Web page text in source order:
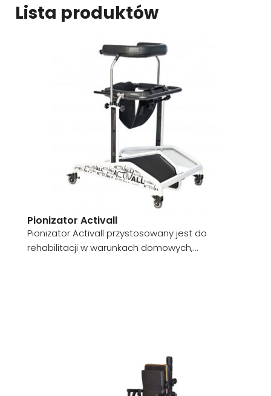
Lista produktów
Pionizator Activall
Pionizator Activall przystosowany jest do
rehabilitacji w warunkach domowych,...